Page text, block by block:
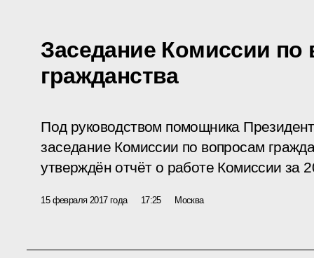
Заседание Комиссии по
гражданства
Под руководством помощника
заседание Комиссии по вопросам
утверждён отчёт о работе Комиссии за
15 февраля 2017 года 17:25 Москва